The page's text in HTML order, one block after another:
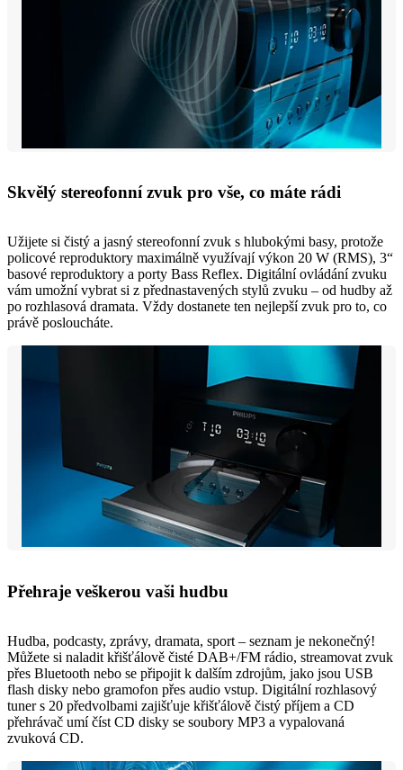
Skvělý stereofonní zvuk pro vše, co máte rádi
Užijete si čistý a jasný stereofonní zvuk s hlubokými basy, protože
policové reproduktory maximálně využívají výkon 20 W (RMS), 3“
basové reproduktory a porty Bass Reflex. Digitální ovládání zvuku
vám umožní vybrat si z přednastavených stylů zvuku – od hudby až
po rozhlasová dramata. Vždy dostanete ten nejlepší zvuk pro to, co
právě posloucháte.
Přehraje veškerou vaši hudbu
Hudba, podcasty, zprávy, dramata, sport – seznam je nekonečný!
Můžete si naladit křišťálově čisté DAB+/FM rádio, streamovat zvuk
přes Bluetooth nebo se připojit k dalším zdrojům, jako jsou USB
flash disky nebo gramofon přes audio vstup. Digitální rozhlasový
tuner s 20 předvolbami zajišťuje křišťálově čistý příjem a CD
přehrávač umí číst CD disky se soubory MP3 a vypalovaná
zvuková CD.